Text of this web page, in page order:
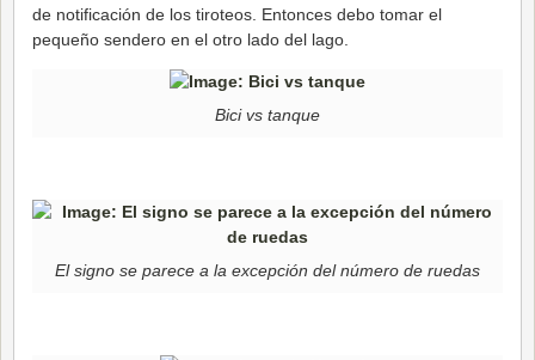
de notificación de los tiroteos. Entonces debo tomar el
pequeño sendero en el otro lado del lago.
Bici vs tanque
El signo se parece a la excepción del número de ruedas